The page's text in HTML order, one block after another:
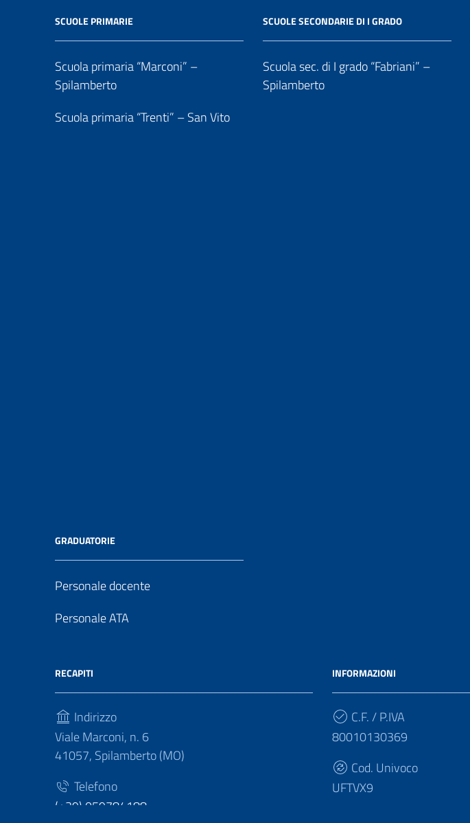
SCUOLE PRIMARIE
Scuola primaria “Marconi” –
Spilamberto
Scuola primaria “Trenti” – San Vito
SCUOLE SECONDARIE DI I GRADO
Scuola sec. di I grado “Fabriani” –
Spilamberto
GRADUATORIE
Personale docente
Personale ATA
RECAPITI
Indirizzo
Viale Marconi, n. 6
41057, Spilamberto (MO)
Telefono
(+39) 059784188
INFORMAZIONI
C.F. / P.IVA
80010130369
Cod. Univoco
UFTVX9